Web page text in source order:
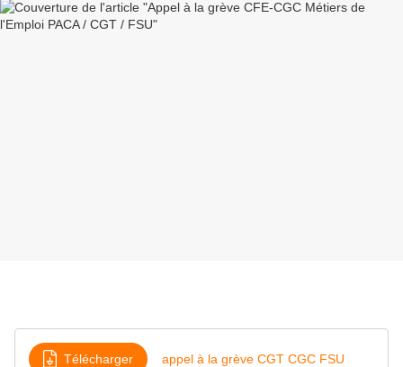
Télécharger appel à la grève CGT CGC FSU